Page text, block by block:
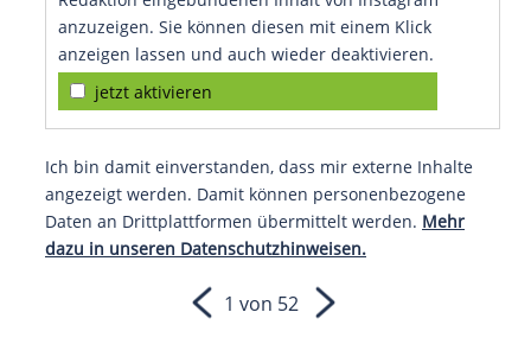
anzuzeigen. Sie können diesen mit einem Klick
anzeigen lassen und auch wieder deaktivieren.
jetzt aktivieren
Ich bin damit einverstanden, dass mir externe Inhalte
angezeigt werden. Damit können personenbezogene
Daten an Drittplattformen übermittelt werden. Mehr
dazu in unseren Datenschutzhinweisen.
1 von 52